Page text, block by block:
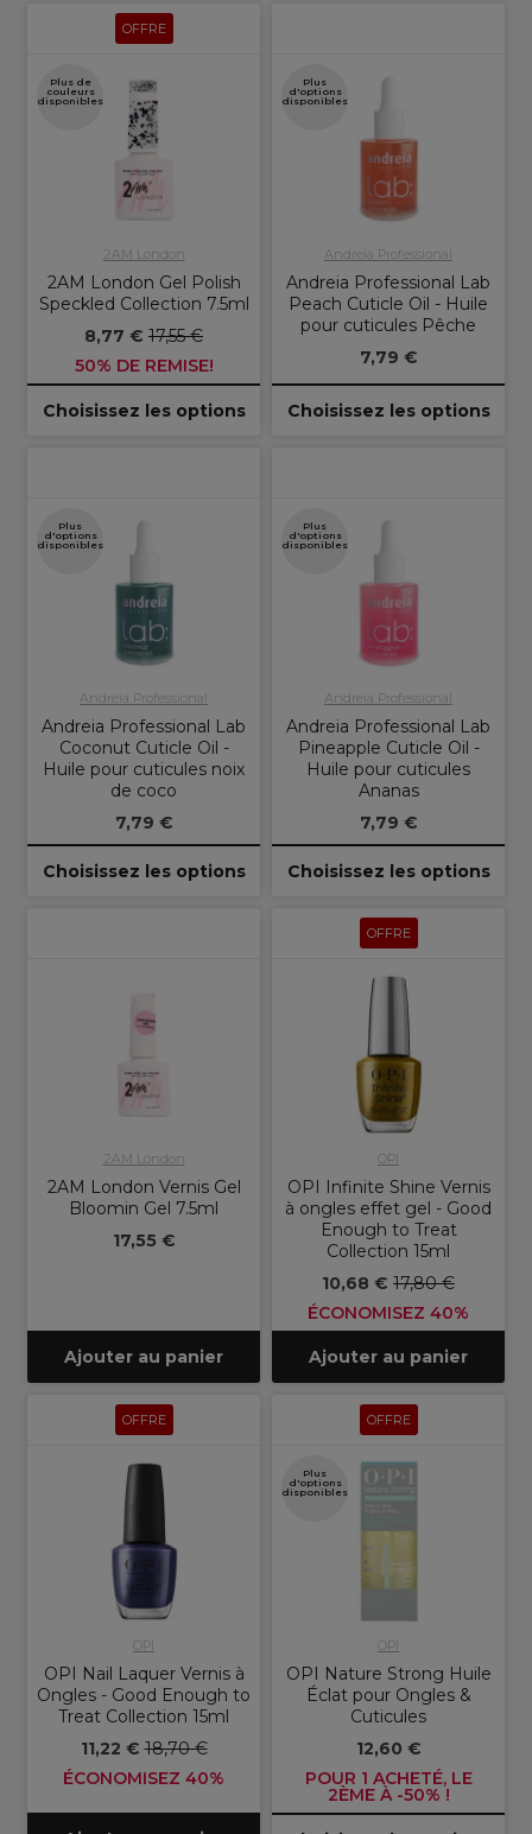
OFFRE
Plus de
couleurs
disponibles
2AM London
2AM London Gel Polish
Speckled Collection 7.5ml
8,77 € 17,55 €
50% DE REMISE!
Choisissez les options
Plus
d'options
disponibles
Andreia Professional
Andreia Professional Lab
Peach Cuticle Oil - Huile
pour cuticules Pêche
7,79 €
Choisissez les options
Plus
d'options
disponibles
Andreia Professional
Andreia Professional Lab
Coconut Cuticle Oil -
Huile pour cuticules noix
de coco
7,79 €
Choisissez les options
Plus
d'options
disponibles
Andreia Professional
Andreia Professional Lab
Pineapple Cuticle Oil -
Huile pour cuticules
Ananas
7,79 €
Choisissez les options
2AM London
2AM London Vernis Gel
Bloomin Gel 7.5ml
17,55 €
Ajouter au panier
OFFRE
OPI
OPI Infinite Shine Vernis
à ongles effet gel - Good
Enough to Treat
Collection 15ml
10,68 € 17,80 €
ÉCONOMISEZ 40%
Ajouter au panier
OFFRE
OPI
OPI Nail Laquer Vernis à
Ongles - Good Enough to
Treat Collection 15ml
11,22 €18,70 €
ÉCONOMISEZ 40%
OFFRE
Plus
d'options
disponibles
OPI
OPI Nature Strong Huile
Éclat pour Ongles &
Cuticules
12,60 €
POUR 1 ACHETÉ, LE
2ÈME À -50% !